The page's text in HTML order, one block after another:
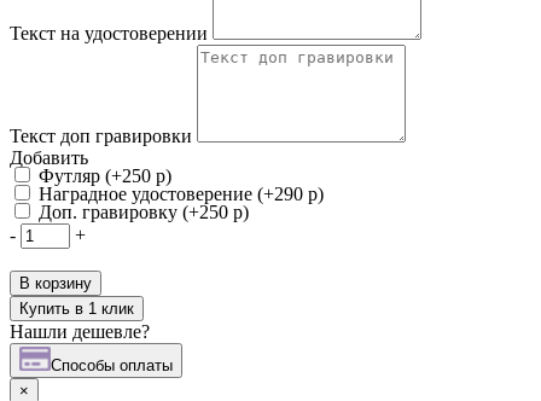
Текст на удостоверении
Текст доп гравировки
Добавить
Футляр (+250 р)
Наградное удостоверение (+290 р)
Доп. гравировку (+250 р)
-
+
В корзину
Купить в 1 клик
Нашли дешевле?
Cпособы оплаты
×